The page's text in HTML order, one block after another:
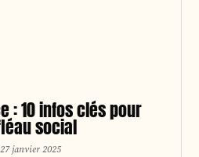
: 10 infos clés pour
social
27 janvier 2025